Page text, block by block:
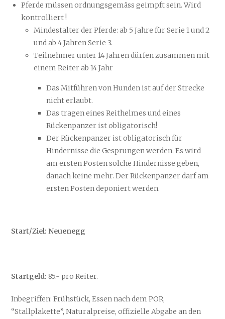
Pferde müssen ordnungsgemäss geimpft sein. Wird
kontrolliert !
Mindestalter der Pferde: ab 5 Jahre für Serie 1 und 2
und ab 4 Jahren Serie 3.
Teilnehmer unter 14 Jahren dürfen zusammen mit
einem Reiter ab 14 Jahr
Das Mitführen von Hunden ist auf der Strecke
nicht erlaubt.
Das tragen eines Reithelmes und eines
Rückenpanzer ist obligatorisch!
Der Rückenpanzer ist obligatorisch für
Hindernisse die Gesprungen werden. Es wird
am ersten Posten solche Hindernisse geben,
danach keine mehr. Der Rückenpanzer darf am
ersten Posten deponiert werden.
Start/Ziel: Neuenegg
Startgeld: 85.- pro Reiter.
Inbegriffen: Frühstück, Essen nach dem POR,
“Stallplakette”, Naturalpreise, offizielle Abgabe an den